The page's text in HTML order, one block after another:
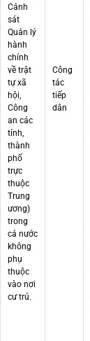
Cảnh
sát
Quản lý
hành
chính
về trật
tự xã
hội,
Công
an các
tỉnh,
thành
phố
trực
thuộc
Trung
ương)
trong
cả nước
không
phụ
thuộc
vào nơi
cư trú.
Công
tác
tiếp
dân